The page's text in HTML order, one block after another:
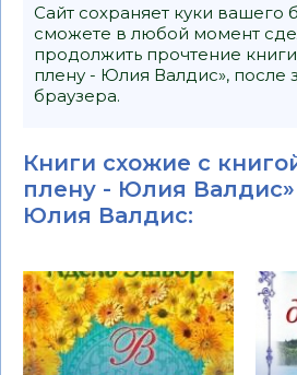
Сайт сохраняет куки вашего
сможете в любой момент
продолжить прочтение
плену - Юлия Валдис», после
браузера.
Книги схожие с
плену - Юлия Валдис»
Юлия Валдис: